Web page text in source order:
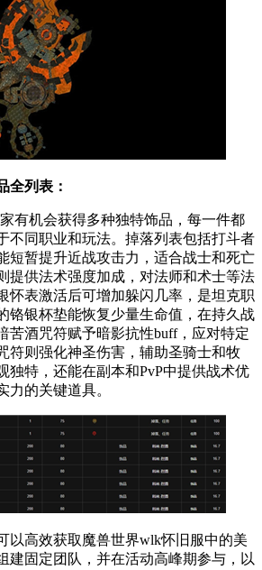
全列表：
有机会获得多种独特饰品，每一件都
不同职业和玩法。掉落列表包括打斗者
短暂提升近战攻击力，适合战士和死亡
提供法术强度加成，对法师和术士等法
怀表激活后可增加躲闪几率，是坦克职
铬银杯垫能恢复少量生命值，在持久战
苦酒咒符赋予暗影抗性buff，应对特定
符则强化神圣伤害，辅助圣骑士和牧
独特，还能在副本和PvP中提供战术优
力的关键道具。
以高效获取魔兽世界wlk怀旧服中的美
建固定团队，并在活动高峰期参与，以